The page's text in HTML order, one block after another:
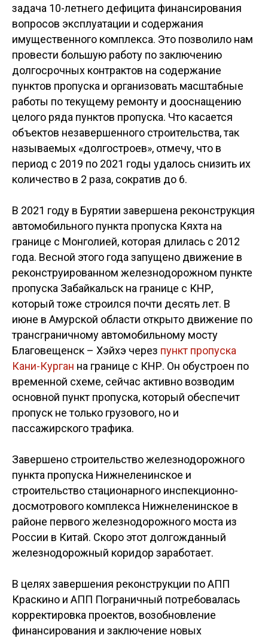
задача 10-летнего дефицита финансирования
вопросов эксплуатации и содержания
имущественного комплекса. Это позволило нам
провести большую работу по заключению
долгосрочных контрактов на содержание
пунктов пропуска и организовать масштабные
работы по текущему ремонту и дооснащению
целого ряда пунктов пропуска. Что касается
объектов незавершенного строительства, так
называемых «долгостроев», отмечу, что в
период с 2019 по 2021 годы удалось снизить их
количество в 2 раза, сократив до 6.
В 2021 году в Бурятии завершена реконструкция
автомобильного пункта пропуска Кяхта на
границе с Монголией, которая длилась с 2012
года. Весной этого года запущено движение в
реконструированном железнодорожном пункте
пропуска Забайкальск на границе с КНР,
который тоже строился почти десять лет. В
июне в Амурской области открыто движение по
трансграничному автомобильному мосту
Благовещенск – Хэйхэ через пункт пропуска
Кани-Курган на границе с КНР. Он обустроен по
временной схеме, сейчас активно возводим
основной пункт пропуска, который обеспечит
пропуск не только грузового, но и
пассажирского трафика.
Завершено строительство железнодорожного
пункта пропуска Нижнеленинское и
строительство стационарного инспекционно-
досмотрового комплекса Нижнеленинское в
районе первого железнодорожного моста из
России в Китай. Скоро этот долгожданный
железнодорожный коридор заработает.
В целях завершения реконструкции по АПП
Краскино и АПП Пограничный потребовалась
корректировка проектов, возобновление
финансирования и заключение новых